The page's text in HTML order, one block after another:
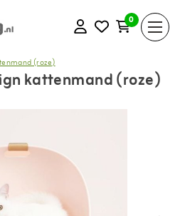
0
(roze)
kattenmand (roze)